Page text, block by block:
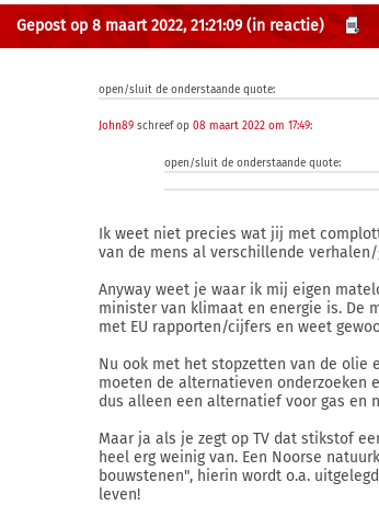
Gepost op 8 maart 2022, 21:21:09 (in reactie)
open/sluit de onderstaande quote:
John89 schreef op08 maart 2022 om 17:49:
open/sluit de onderstaande quote:
Ik weet niet precies wat jij met
van de mens al verschillende
Anyway weet je waar ik mij eigen
minister van klimaat en energie is. De
met EU rapporten/cijfers en weet
Nu ook met het stopzetten van de olie
moeten de alternatieven onderzoeken
dus alleen een alternatief voor gas en
Maar ja als je zegt op TV dat stikstof
heel erg weinig van. Een Noorse
bouwstenen", hierin wordt o.a.
leven!